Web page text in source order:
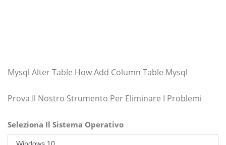
Mysql Alter Table How Add Column Table Mysql
Prova Il Nostro Strumento Per Eliminare I Problemi
Seleziona Il Sistema Operativo